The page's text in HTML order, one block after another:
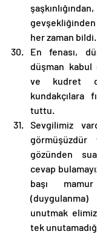
her zaman bildi.
En fenası,
düşman
ve kudret
kundakçılara
tuttu.
Sevgilimiz
görmüşüzdür
gözünden
cevap
başı
unutmak
tek